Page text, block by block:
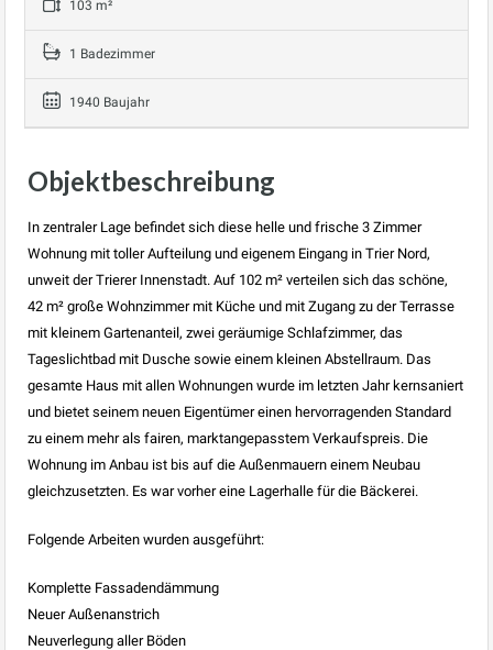
103 m²
1 Badezimmer
1940 Baujahr
Objektbeschreibung
In zentraler Lage befindet sich diese helle und frische 3 Zimmer
Wohnung mit toller Aufteilung und eigenem Eingang in Trier Nord,
unweit der Trierer Innenstadt. Auf 102 m² verteilen sich das schöne,
42 m² große Wohnzimmer mit Küche und mit Zugang zu der Terrasse
mit kleinem Gartenanteil, zwei geräumige Schlafzimmer, das
Tageslichtbad mit Dusche sowie einem kleinen Abstellraum. Das
gesamte Haus mit allen Wohnungen wurde im letzten Jahr kernsaniert
und bietet seinem neuen Eigentümer einen hervorragenden Standard
zu einem mehr als fairen, marktangepasstem Verkaufspreis. Die
Wohnung im Anbau ist bis auf die Außenmauern einem Neubau
gleichzusetzten. Es war vorher eine Lagerhalle für die Bäckerei.
Folgende Arbeiten wurden ausgeführt:
Komplette Fassadendämmung
Neuer Außenanstrich
Neuverlegung aller Böden